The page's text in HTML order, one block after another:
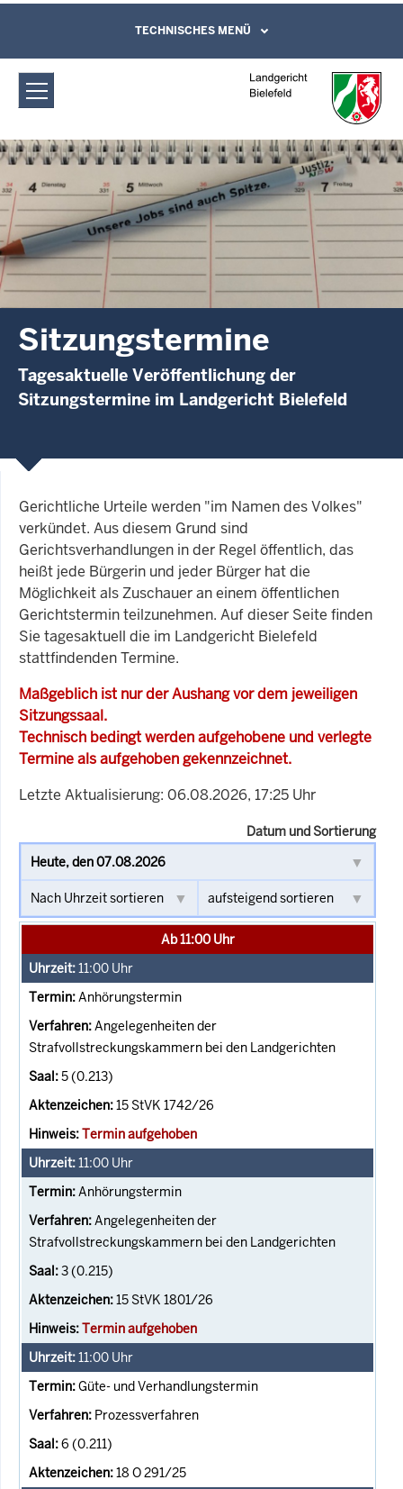
Landgericht Bielefeld: Sitzungstermine
Direkt zum Inhalt
Leichte Sprache, Gebärdensprachenvideo
und Kontaktformular
TECHNISCHES MENÜ
Sitzungstermine
Tagesaktuelle Veröffentlichung der
Sitzungstermine im Landgericht Bielefeld
Gerichtliche Urteile werden "im Namen des Volkes"
verkündet. Aus diesem Grund sind
Gerichtsverhandlungen in der Regel öffentlich, das
heißt jede Bürgerin und jeder Bürger hat die
Möglichkeit als Zuschauer an einem öffentlichen
Gerichtstermin teilzunehmen. Auf dieser Seite finden
Sie tagesaktuell die im Landgericht Bielefeld
stattfindenden Termine.
Maßgeblich ist nur der Aushang vor dem jeweiligen
Sitzungssaal.
Technisch bedingt werden aufgehobene und verlegte
Termine als aufgehoben gekennzeichnet.
Letzte Aktualisierung: 06.08.2026, 17:25 Uhr
Datum und Sortierung
Ab 11:00 Uhr
11:00 Uhr
Anhörungstermin
Angelegenheiten der
Strafvollstreckungskammern bei den Landgerichten
5 (0.213)
15 StVK 1742/26
Termin aufgehoben
11:00 Uhr
Anhörungstermin
Angelegenheiten der
Strafvollstreckungskammern bei den Landgerichten
3 (0.215)
15 StVK 1801/26
Termin aufgehoben
11:00 Uhr
Güte- und Verhandlungstermin
Prozessverfahren
6 (0.211)
18 O 291/25